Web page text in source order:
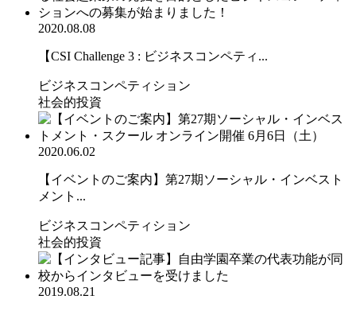
2020.08.08
【CSI Challenge 3 : ビジネスコンペティ...
ビジネスコンペティション
社会的投資
2020.06.02
【イベントのご案内】第27期ソーシャル・インベスト
メント...
ビジネスコンペティション
社会的投資
2019.08.21